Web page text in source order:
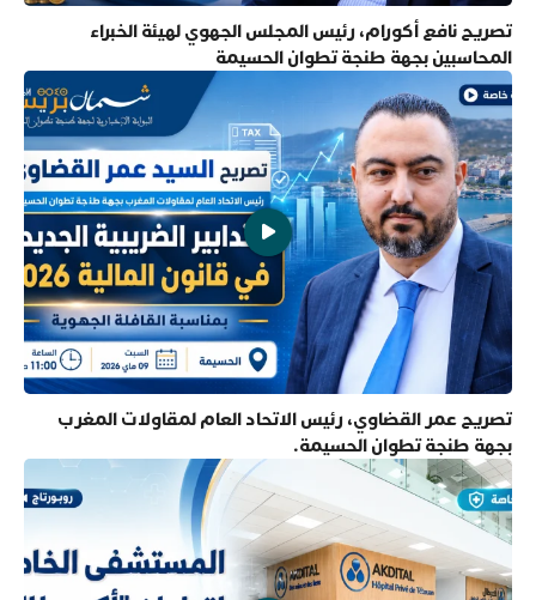
تصريح نافع أكورام، رئيس المجلس الجهوي لهيئة الخبراء
المحاسبين بجهة طنجة تطوان الحسيمة
تصريح عمر القضاوي، رئيس الاتحاد العام لمقاولات المغرب
بجهة طنجة تطوان الحسيمة.